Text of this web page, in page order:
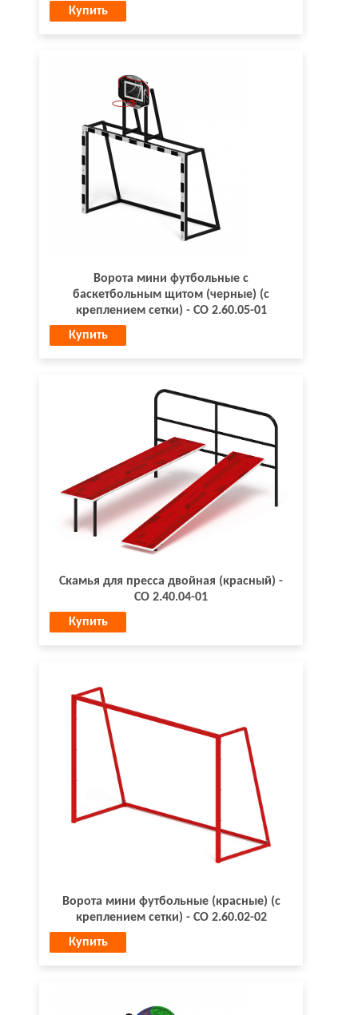
Купить
Ворота мини футбольные с
баскетбольным щитом (черные) (с
креплением сетки) - СО 2.60.05-01
Купить
Скамья для пресса двойная (красный) -
СО 2.40.04-01
Купить
Ворота мини футбольные (красные) (с
креплением сетки) - СО 2.60.02-02
Купить